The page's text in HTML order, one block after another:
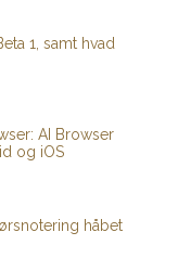
1, samt hvad
AI Browser
og iOS
håbet